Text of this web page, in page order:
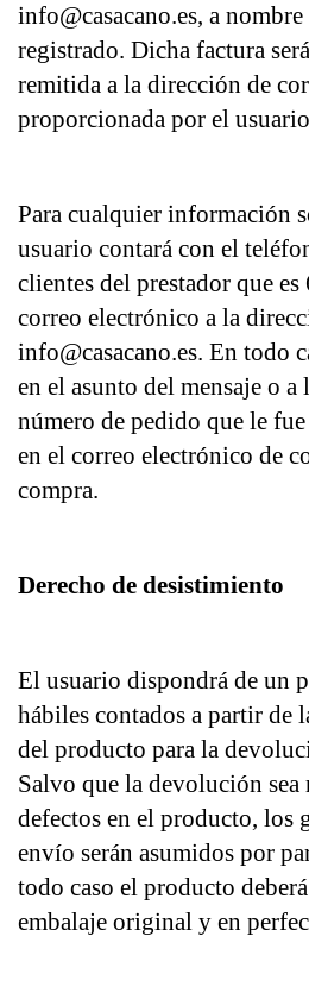
info@casacano.es, a
registrado. Dicha factura
remitida a la dirección de
proporcionada por el
Para cualquier información
usuario contará con el
clientes del prestador que
correo electrónico a la
info@casacano.es. En todo
en el asunto del mensaje o a
número de pedido que le
en el correo electrónico de
compra.
Derecho de desistimiento
El usuario dispondrá de un
hábiles contados a partir de
del producto para la
Salvo que la devolución sea
defectos en el producto, los
envío serán asumidos por
todo caso el producto
embalaje original y en